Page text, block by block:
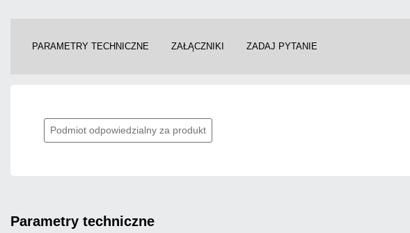
PARAMETRY TECHNICZNE ZAŁĄCZNIKI ZADAJ PYTANIE
Podmiot odpowiedzialny za produkt
parametry techniczne